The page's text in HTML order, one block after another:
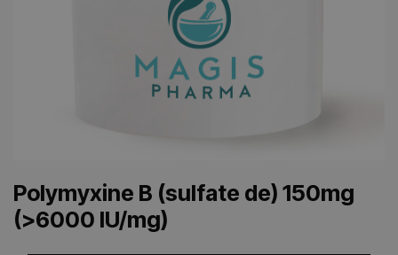
Polymyxine B (sulfate de) 150mg
(>6000 IU/mg)